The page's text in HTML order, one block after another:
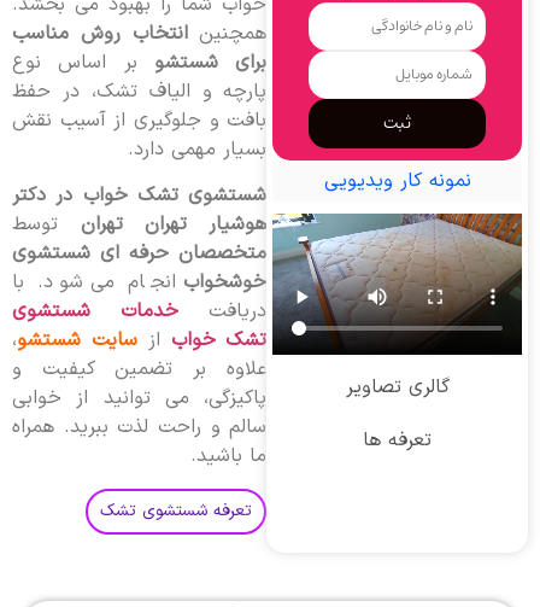
همچنین انتخاب روش مناسب
برای شستشوبر اساس نوع
پارچه و الیاف تشک، در حفظ
بافت و جلوگیری از آسیب نقش
بسیار مهمی دارد.
شستشوی تشک خواب در دکتر
هوشیار تهران تهرانتوسط
متخصصان حرفه ای شستشوی
خوشخوابانجام می شود. با
دریافت
خدمات شستشوی
تشک خواباز سایت شستشو،
علاوه بر تضمین کیفیت و
پاکیزگی، می توانید از خوابی
سالم و راحت لذت ببرید. همراه
ما باشید.
تعرفه شستشوی تشک
ثبت
نمونه کار ویدیویی
گالری تصاویر
تعرفه ها